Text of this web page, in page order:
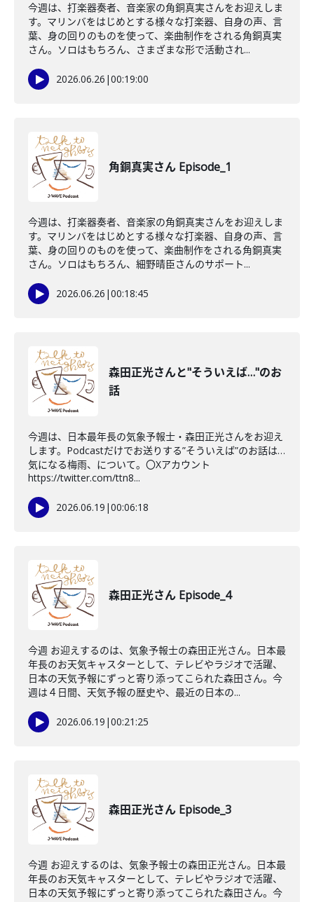
今週は、打楽器奏者、音楽家の角銅真実さんをお迎えしま
す。マリンバをはじめとする様々な打楽器、自身の声、言
葉、身の回りのものを使って、楽曲制作をされる角銅真実
さん。ソロはもちろん、さまざまな形で活動され...
2026.06.26 |00:19:00
角銅真実さん Episode_1
今週は、打楽器奏者、音楽家の角銅真実さんをお迎えしま
す。マリンバをはじめとする様々な打楽器、自身の声、言
葉、身の回りのものを使って、楽曲制作をされる角銅真実
さん。ソロはもちろん、細野晴臣さんのサポート...
2026.06.26 |00:18:45
森田正光さんと"そういえば…"のお
話
今週は、日本最年長の気象予報士・森田正光さんをお迎え
します。Podcastだけでお送りする”そういえば”のお話は…
気になる梅雨、について。〇Xアカウント
https://twitter.com/ttn8...
2026.06.19 |00:06:18
森田正光さん Episode_4
今週 お迎えするのは、気象予報士の森田正光さん。日本最
年長のお天気キャスターとして、テレビやラジオで活躍、
日本の天気予報にずっと寄り添ってこられた森田さん。今
週は４日間、天気予報の歴史や、最近の日本の...
2026.06.19 |00:21:25
森田正光さん Episode_3
今週 お迎えするのは、気象予報士の森田正光さん。日本最
年長のお天気キャスターとして、テレビやラジオで活躍、
日本の天気予報にずっと寄り添ってこられた森田さん。今